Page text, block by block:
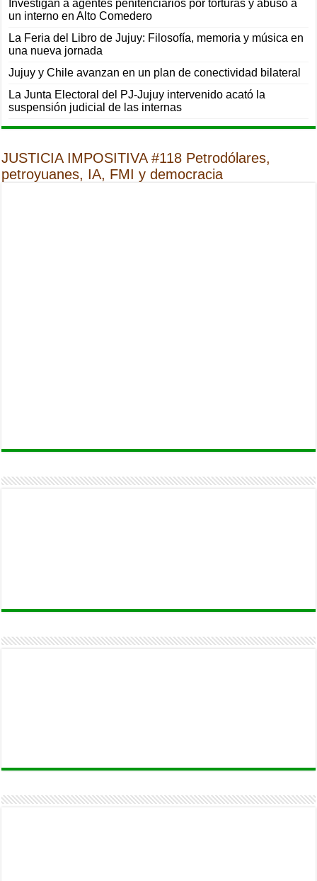
Investigan a agentes penitenciarios por torturas y abuso a
un interno en Alto Comedero
La Feria del Libro de Jujuy: Filosofía, memoria y música en
una nueva jornada
Jujuy y Chile avanzan en un plan de conectividad bilateral
La Junta Electoral del PJ-Jujuy intervenido acató la
suspensión judicial de las internas
JUSTICIA IMPOSITIVA #118 Petrodólares,
petroyuanes, IA, FMI y democracia